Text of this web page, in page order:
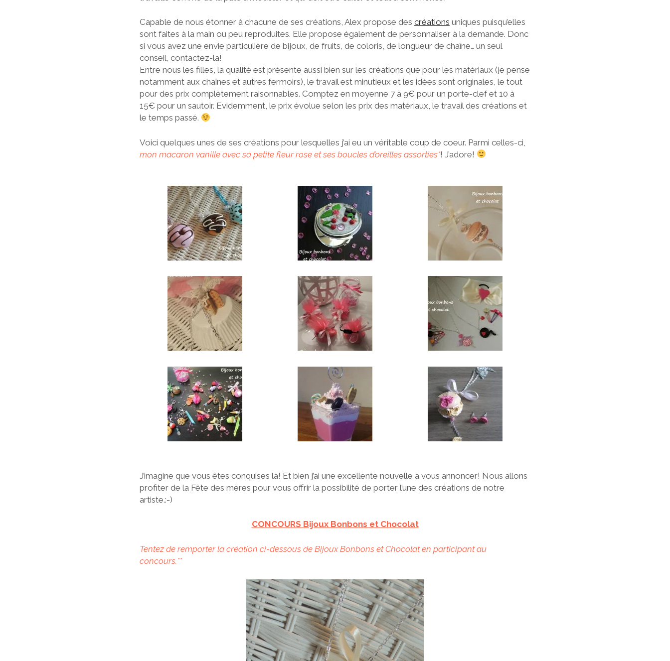
Capable de nous étonner à chacune de ses créations, Alex propose des créations uniques puisqu’elles
sont faites à la main ou peu reproduites. Elle propose également de personnaliser à la demande. Donc
si vous avez une envie particulière de bijoux, de fruits, de coloris, de longueur de chaîne… un seul
conseil, contactez-la!
Entre nous les filles, la qualité est présente aussi bien sur les créations que pour les matériaux (je pense
notamment aux chaînes et autres fermoirs), le travail est minutieux et les idées sont originales, le tout
pour des prix complètement raisonnables. Comptez en moyenne 7 à 9€ pour un porte-clef et 10 à
15€ pour un sautoir. Evidemment, le prix évolue selon les prix des matériaux, le travail des créations et
le temps passé.
Voici quelques unes de ses créations pour lesquelles j’ai eu un véritable coup de coeur. Parmi celles-ci,
mon macaron vanille avec sa petite fleur rose et ses boucles d’oreilles assorties*! J’adore!
J’imagine que vous êtes conquises là! Et bien j’ai une excellente nouvelle à vous annoncer! Nous allons
profiter de la Fête des mères pour vous offrir la possibilité de porter l’une des créations de notre
artiste.:-)
CONCOURS Bijoux Bonbons et Chocolat
Tentez de remporter la création ci-dessous de Bijoux Bonbons et Chocolat en participant au
concours.**